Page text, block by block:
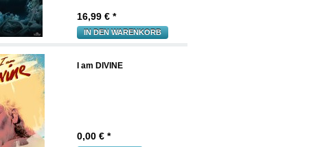
16,99 € *
IN DEN WARENKORB
I am DIVINE
0,00 € *